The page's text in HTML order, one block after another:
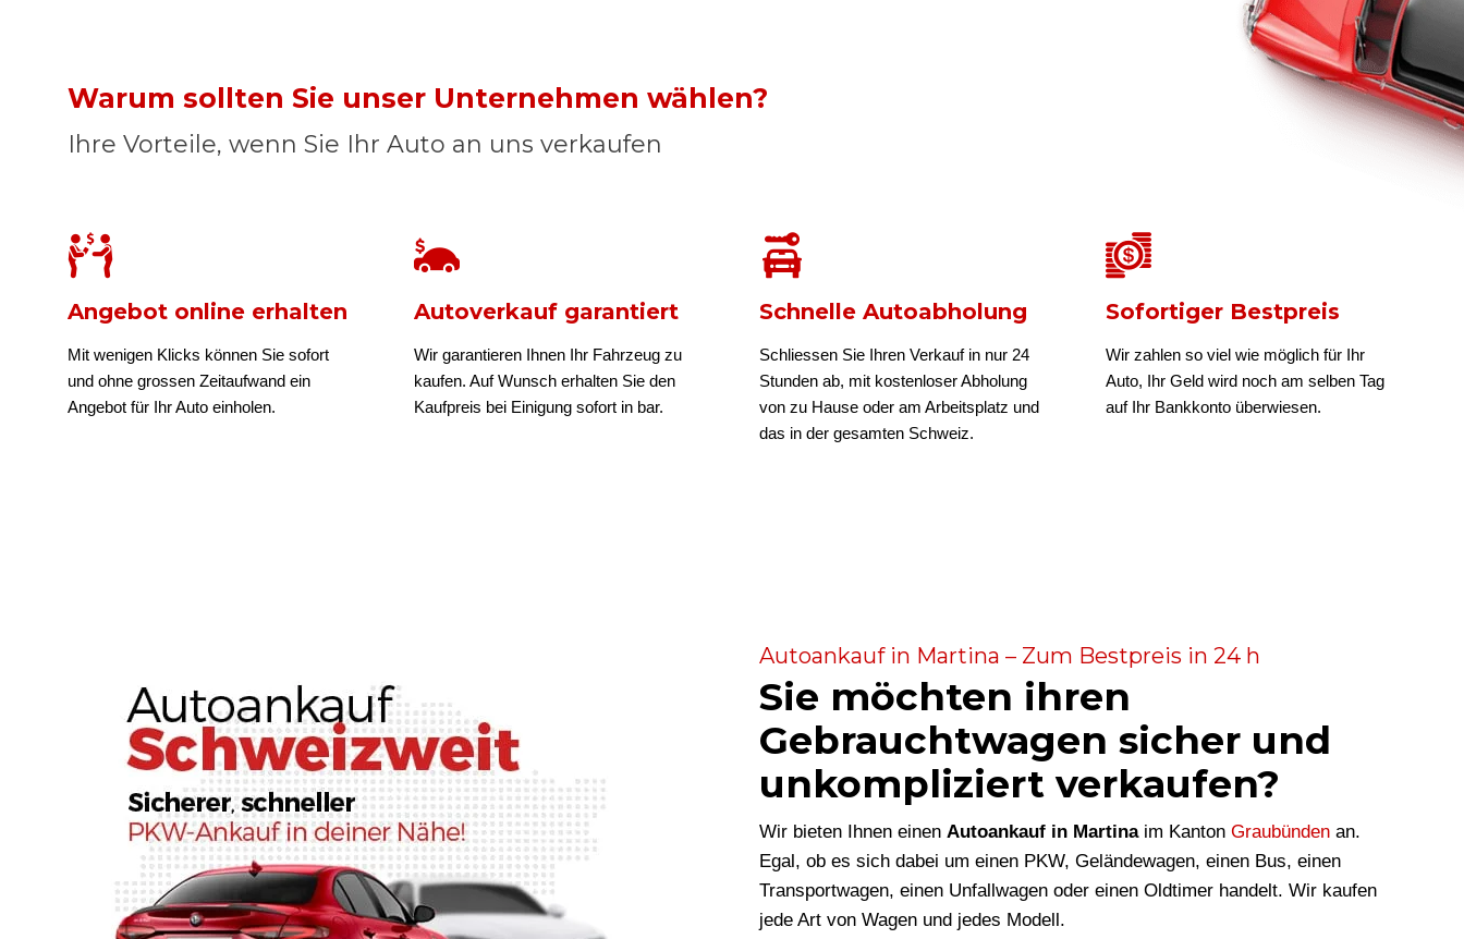
Warum sollten Sie unser Unternehmen wählen?
Ihre Vorteile, wenn Sie Ihr Auto an uns verkaufen
Angebot online erhalten
Mit wenigen Klicks können Sie sofort
und ohne grossen Zeitaufwand ein
Angebot für Ihr Auto einholen.
Autoverkauf garantiert
Wir garantieren Ihnen Ihr Fahrzeug zu
kaufen. Auf Wunsch erhalten Sie den
Kaufpreis bei Einigung sofort in bar.
Schnelle Autoabholung
Schliessen Sie Ihren Verkauf in nur 24
Stunden ab, mit kostenloser Abholung
von zu Hause oder am Arbeitsplatz und
das in der gesamten Schweiz.
Sofortiger Bestpreis
Wir zahlen so viel wie möglich für Ihr
Auto, Ihr Geld wird noch am selben Tag
auf Ihr Bankkonto überwiesen.
Autoankauf in Martina – Zum Bestpreis in 24 h
Sie möchten ihren
Gebrauchtwagen sicher und
unkompliziert verkaufen?
Wir bieten Ihnen einen Autoankauf in Martinaim Kanton Graubünden an.
Egal, ob es sich dabei um einen PKW, Geländewagen, einen Bus, einen
Transportwagen, einen Unfallwagen oder einen Oldtimer handelt. Wir kaufen
jede Art von Wagen und jedes Modell.